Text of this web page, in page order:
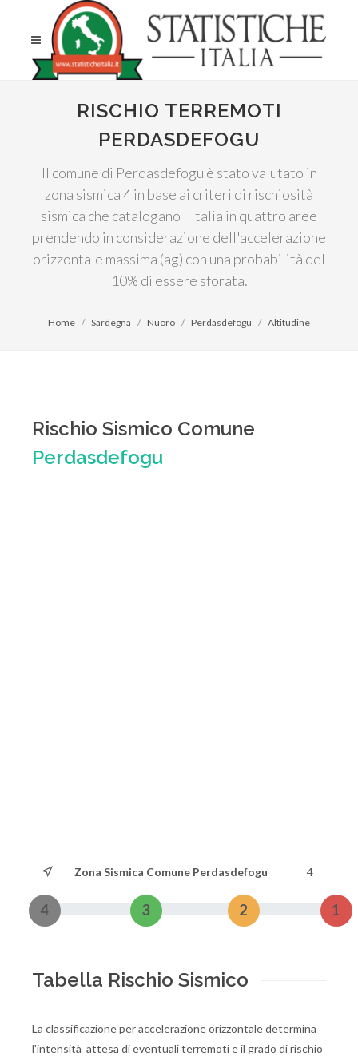
RISCHIO TERREMOTI
PERDASDEFOGU
Il comune di Perdasdefogu è stato valutato in
zona sismica 4 in base ai criteri di rischiosità
sismica che catalogano l'Italia in quattro aree
prendendo in considerazione dell'accelerazione
orizzontale massima (ag) con una probabilità del
10% di essere sforata.
Home Sardegna Nuoro Perdasdefogu Altitudine
Rischio Sismico Comune
Perdasdefogu
Zona Sismica Comune Perdasdefogu 4
4 3 2 1
Tabella Rischio Sismico
La classificazione per accelerazione orizzontale determina
l'intensità attesa di eventuali terremoti e il grado di rischio